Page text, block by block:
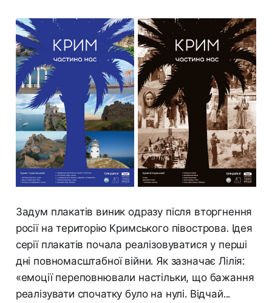
Задум плакатів виник одразу після вторгнення
росії на територію Кримського півострова. Ідея
серії плакатів почала реалізовуватися у перші
дні повномасштабної війни. Як зазначає Лілія:
«емоції переповнювали настільки, що бажання
реалізувати спочатку було на нулі. Відчай...